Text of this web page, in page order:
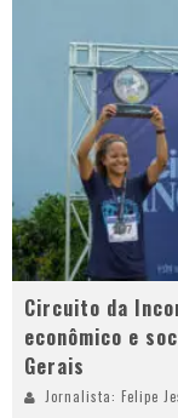
Circuito da
econômico e
Gerais
Jornalista: Felipe